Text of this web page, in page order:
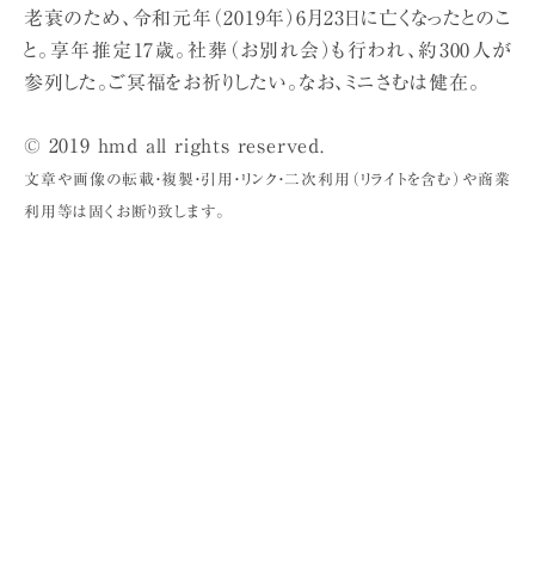
老衰のため、令和元年（2019年）6月23日に亡くなったとのこ
と。享年推定17歳。社葬（お別れ会）も行われ、約300人が
参列した。ご冥福をお祈りしたい。なお、ミニさむは健在。
© 2019 hmd all rights reserved.
文章や画像の転載・複製・引用・リンク・二次利用（リライトを含む）や商業
利用等は固くお断り致します。